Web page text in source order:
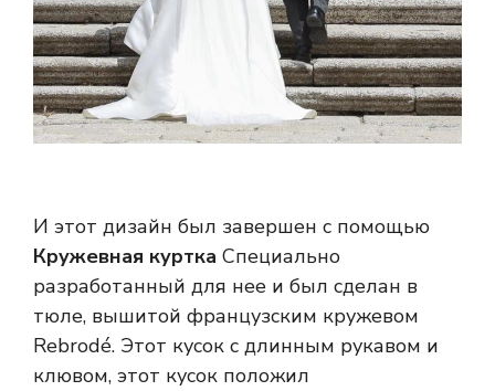
И этот дизайн был завершен с помощью
Кружевная куртка Специально
разработанный для нее и был сделан в
тюле, вышитой французским кружевом
Rebrodé. Этот кусок с длинным рукавом и
клювом, этот кусок положил